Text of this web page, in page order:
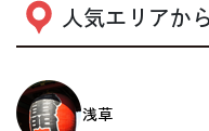
人気エリアか
浅草